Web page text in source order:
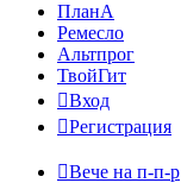
ПланА
Ремесло
Альтпрог
ТвойГит
Вход
Регистрация
Вече на п-п-р